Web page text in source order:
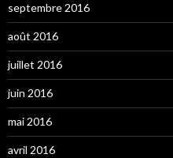
septembre 2016
août 2016
juillet 2016
juin 2016
mai 2016
avril 2016